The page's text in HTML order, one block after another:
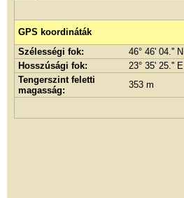
GPS koordináták
Szélességi fok:
46° 46' 04.'' N
Hosszúsági fok:
23° 35' 25.'' E
Tengerszint feletti
magasság:
353 m